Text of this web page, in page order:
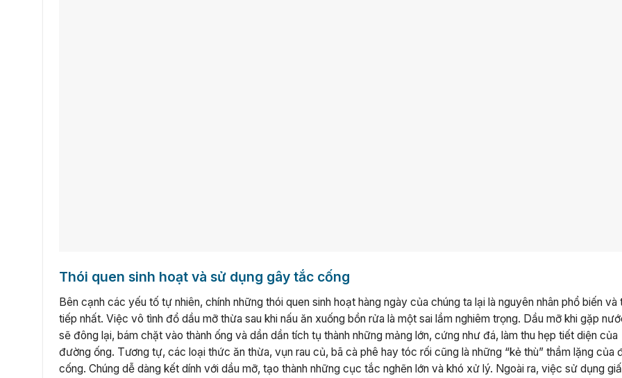
Thói quen sinh hoạt và sử dụng gây tắc cống
Bên cạnh các yếu tố tự nhiên, chính những thói quen sinh hoạt hàng ngày của chúng ta lại là nguyên nhân phổ biến và
tiếp nhất. Việc vô tình đổ dầu mỡ thừa sau khi nấu ăn xuống bồn rửa là một sai lầm nghiêm trọng. Dầu mỡ khi gặp
sẽ đông lại, bám chặt vào thành ống và dần dần tích tụ thành những mảng lớn, cứng như đá, làm thu hẹp tiết diện của
đường ống. Tương tự, các loại thức ăn thừa, vụn rau củ, bã cà phê hay tóc rối cũng là những “kẻ thù” thầm lặng của
cống. Chúng dễ dàng kết dính với dầu mỡ, tạo thành những cục tắc nghẽn lớn và khó xử lý. Ngoài ra, việc sử dụng